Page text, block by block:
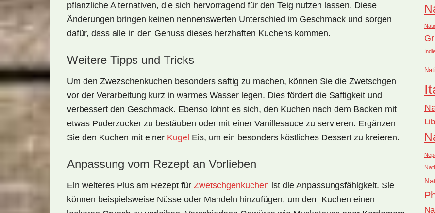
pflanzliche Alternativen, die sich hervorragend für den Teig nutzen lassen. Diese
Änderungen bringen keinen nennenswerten Unterschied im Geschmack und sorgen
dafür, dass alle in den Genuss dieses herzhaften Kuchens kommen.
Weitere Tipps und Tricks
Um den Zwezschenkuchen besonders saftig zu machen, können Sie die Zwetschgen
vor der Verarbeitung kurz in warmes Wasser legen. Dies fördert die Saftigkeit und
verbessert den Geschmack. Ebenso lohnt es sich, den Kuchen nach dem Backen mit
etwas Puderzucker zu bestäuben oder mit einer Vanillesauce zu servieren. Ergänzen
Sie den Kuchen mit einer Kugel Eis, um ein besonders köstliches Dessert zu kreieren.
Anpassung vom Rezept an Vorlieben
Ein weiteres Plus am Rezept für Zwetschgenkuchen ist die Anpassungsfähigkeit. Sie
können beispielsweise Nüsse oder Mandeln hinzufügen, um dem Kuchen einen